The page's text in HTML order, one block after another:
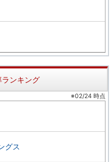
ランキング
※02/24 時点
グス